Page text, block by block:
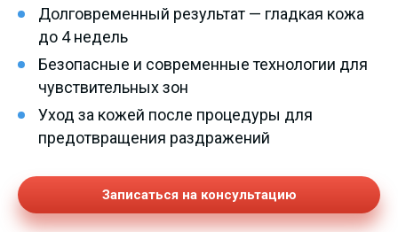
Долговременный результат — гладкая кожа
до 4 недель
Безопасные и современные технологии для
чувствительных зон
Уход за кожей после процедуры для
предотвращения раздражений
Записаться на консультацию